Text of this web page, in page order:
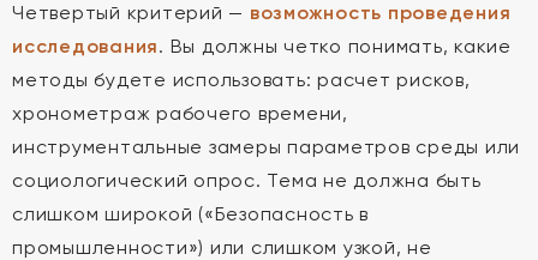
Четвертый критерий — возможность проведения
исследования. Вы должны четко понимать, какие
методы будете использовать: расчет рисков,
хронометраж рабочего времени,
инструментальные замеры параметров среды или
социологический опрос. Тема не должна быть
слишком широкой («Безопасность в
промышленности») или слишком узкой, не